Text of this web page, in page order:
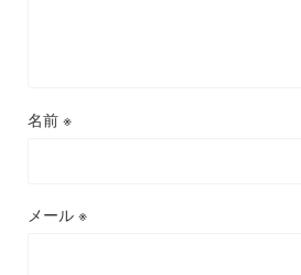
名前 ※
メール ※